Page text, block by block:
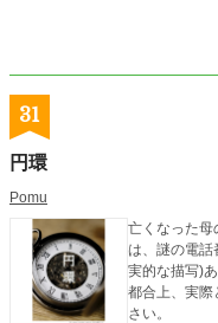
は、20代半ば 身長
正しい所の
は、人にしか使
蛍とは、過
31
円環
Pomu
亡くなった母
は、謎の電話番号が残
実的な描写)あり ・妊娠、出産の描写がございますが
都合上、実際
さい。